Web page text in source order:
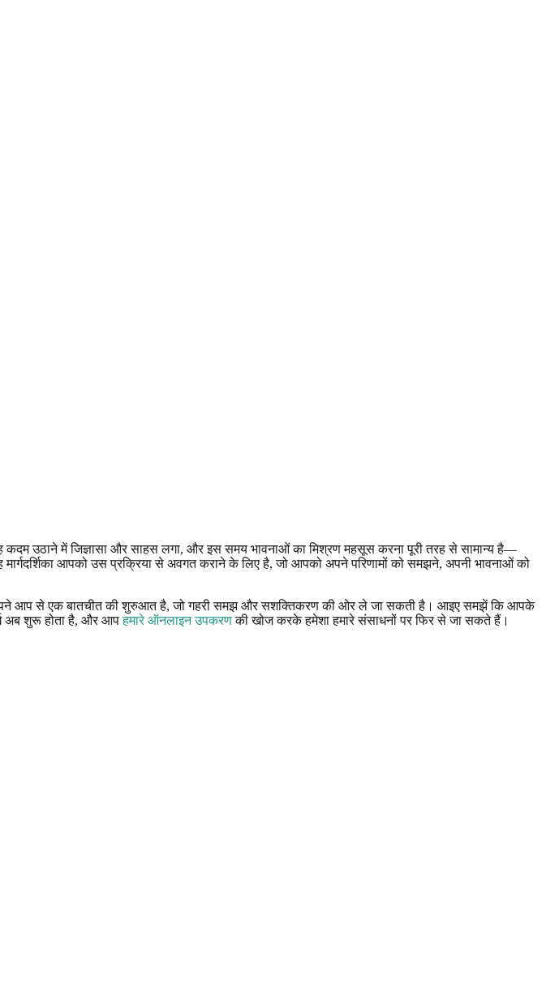
उठाने में जिज्ञासा और साहस लगा, और इस समय भावनाओं का मिश्रण महसूस करना पूरी तरह से सामान्य है—
मार्गदर्शिका आपको उस प्रक्रिया से अवगत कराने के लिए है, जो आपको अपने परिणामों को समझने, अपनी भावनाओं को
आप से एक बातचीत की शुरुआत है, जो गहरी समझ और सशक्तिकरण की ओर ले जा सकती है। आइए समझें कि आपके
अब शुरू होता है, और आपहमारे ऑनलाइन उपकरणकी खोज करके हमेशा हमारे संसाधनों पर फिर से जा सकते हैं।